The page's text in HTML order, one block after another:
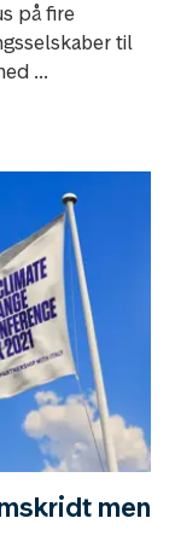
på fire
til
...
men